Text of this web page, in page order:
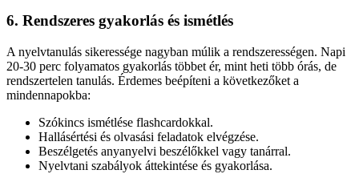
6. Rendszeres gyakorlás és ismétlés
A nyelvtanulás sikeressége nagyban múlik a rendszerességen. Napi
20-30 perc folyamatos gyakorlás többet ér, mint heti több órás, de
rendszertelen tanulás. Érdemes beépíteni a következőket a
mindennapokba:
Szókincs ismétlése flashcardokkal.
Hallásértési és olvasási feladatok elvégzése.
Beszélgetés anyanyelvi beszélőkkel vagy tanárral.
Nyelvtani szabályok áttekintése és gyakorlása.